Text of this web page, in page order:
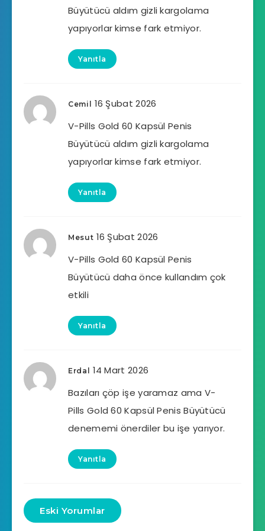
Büyütücü aldım gizli kargolama
yapıyorlar kimse fark etmiyor.
Yanıtla
Cemil
16 Şubat 2026
V-Pills Gold 60 Kapsül Penis
Büyütücü aldım gizli kargolama
yapıyorlar kimse fark etmiyor.
Yanıtla
Mesut 16 Şubat 2026
V-Pills Gold 60 Kapsül Penis
Büyütücü daha önce kullandım çok
etkili
Yanıtla
Erdal
14 Mart 2026
Bazıları çöp işe yaramaz ama V-
Pills Gold 60 Kapsül Penis Büyütücü
denememi önerdiler bu işe yarıyor.
Yanıtla
Eski Yorumlar